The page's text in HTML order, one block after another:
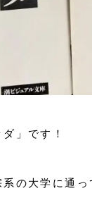
」です！
の大学に通っ